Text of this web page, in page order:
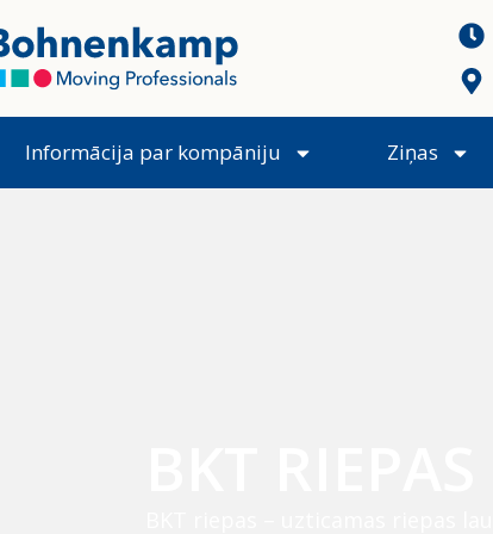
Informācija par kompāniju Ziņas